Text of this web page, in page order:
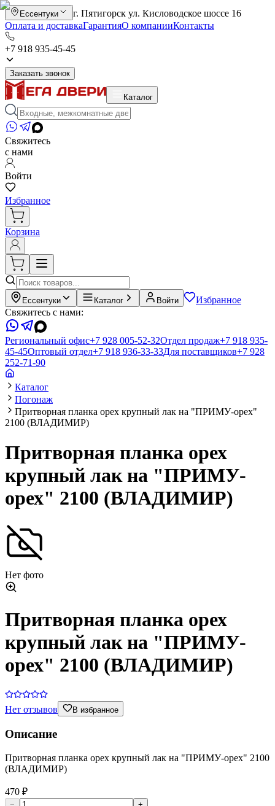
Ессентуки
г. Пятигорск ул. Кисловодское шоссе 16
Оплата и доставкаГарантияО компанииКонтакты
+7 918 935-45-45
Заказать звонок
Каталог
Свяжитесь
с нами
Войти
Избранное
Корзина
Ессентуки Каталог Войти
Избранное
Свяжитесь с нами:
Региональный офис+7 928 005-52-32Отдел продаж+7 918 935-
45-45Оптовый отдел+7 918 936-33-33Для поставщиков+7 928
252-71-90
Каталог
Погонаж
Притворная планка орех крупный лак на "ПРИМУ-орех"
2100 (ВЛАДИМИР)
Притворная планка орех
крупный лак на "ПРИМУ-
орех" 2100 (ВЛАДИМИР)
Нет фото
Притворная планка орех
крупный лак на "ПРИМУ-
орех" 2100 (ВЛАДИМИР)
Нет отзывов В избранное
Описание
Притворная планка орех крупный лак на "ПРИМУ-орех" 2100
(ВЛАДИМИР)
470 ₽